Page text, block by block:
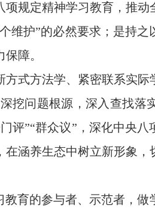
规定精神学习教育，推动
护”的必然要求；是持之
障。
方法学、紧密联系实际
挖问题根源，深入查找落
评”“群众议”，深化中央
涵养生态中树立新形象
育的参与者、示范者，做